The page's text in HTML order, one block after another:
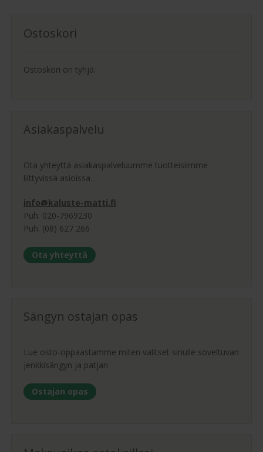
Ostoskori
Ostoskori on tyhjä.
Asiakaspalvelu
Ota yhteyttä asiakaspalveluumme tuotteisiimme
liittyvissä asioissa.
info@kaluste-matti.fi
Puh. 020-7969230
Puh. (08) 627 266
Ota yhteyttä
Sängyn ostajan opas
Lue osto-oppaastamme miten valitset sinulle soveltuvan
jenkkisängyn ja patjan.
Ostajan opas